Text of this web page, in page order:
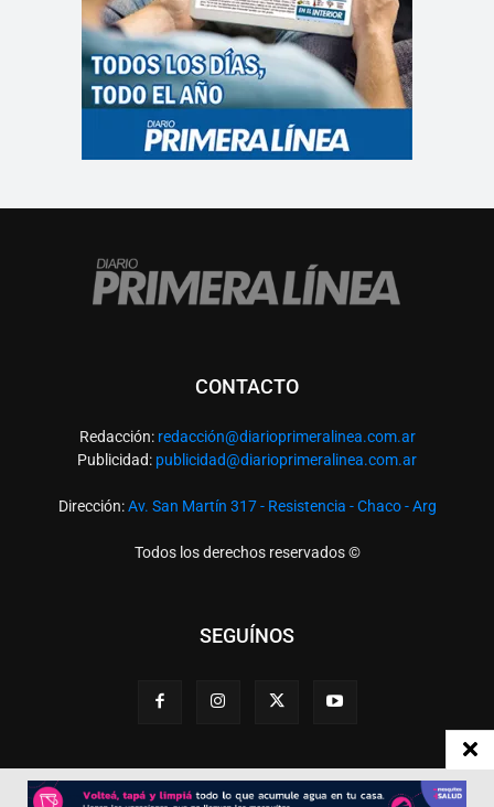
CONTACTO
Redacción: redacción@diarioprimeralinea.com.ar
Publicidad: publicidad@diarioprimeralinea.com.ar
Dirección:Av. San Martín 317 - Resistencia - Chaco - Arg
Todos los derechos reservados ©
SEGUÍNOS